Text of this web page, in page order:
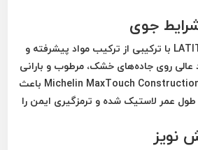
جوی
ترکیب مواد پیشرفته و
عالی روی جاده‌هایخشک، مرطوب و بارانی
ارائه می‌دهد. تکنولوژی Michelin MaxTouch Construction باعث
عمر لاستیک شده و ترمزگیری ایمن را
نویز